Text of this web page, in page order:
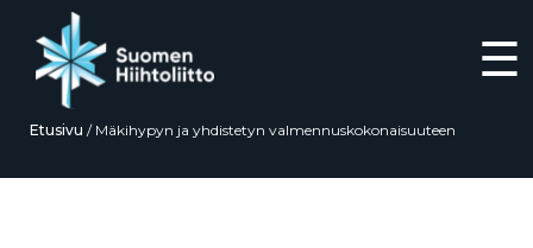
☰
Etusivu / Mäkihypyn ja yhdistetyn valmennuskokonaisuuteen